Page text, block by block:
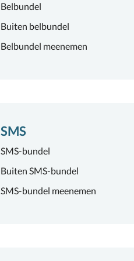
Belbundel
Buiten belbundel
Belbundel meenemen
SMS
SMS-bundel
Buiten SMS-bundel
SMS-bundel meenemen